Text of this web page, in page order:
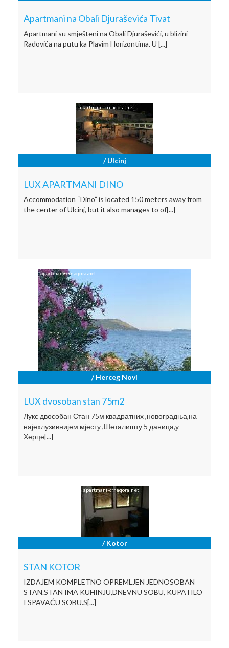
Apartmani na Obali Djuraševića Tivat
Apartmani su smješteni na Obali Djuraševići, u blizini
Radovića na putu ka Plavim Horizontima. U [...]
/ Ulcinj
LUX APARTMANI DINO
Accommodation “Dino” is located 150 meters away from
the center of Ulcinj, but it also manages to of[...]
/ Herceg Novi
LUX dvosoban stan 75m2
Лукс двособан Стан 75м квадратних ,новоградња,на
најехлузивнијем мјесту ,Шеталишту 5 даница,у
Херце[...]
/ Kotor
STAN KOTOR
IZDAJEM KOMPLETNO OPREMLJEN JEDNOSOBAN
STAN.STAN IMA KUHINJU,DNEVNU SOBU, KUPATILO
I SPAVAĆU SOBU.S[...]